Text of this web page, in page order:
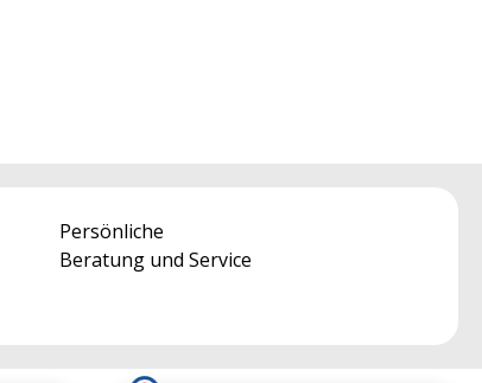
Persönliche
Beratung und Service